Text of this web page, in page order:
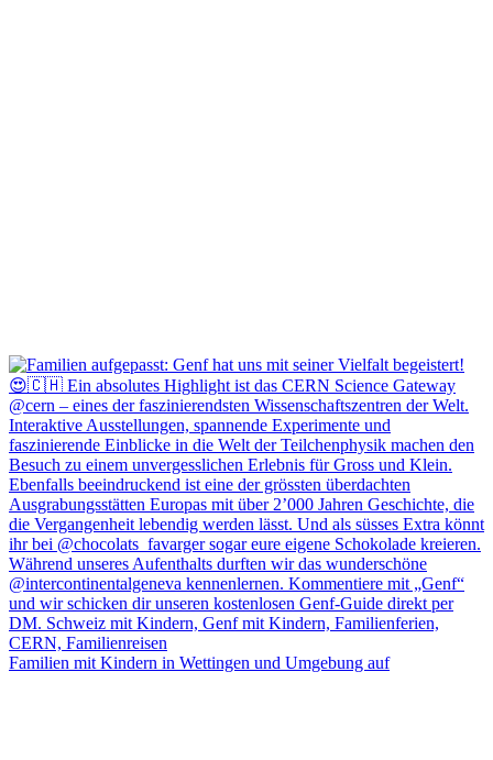
Familien mit Kindern in Wettingen und Umgebung auf